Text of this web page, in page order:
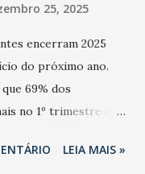
25, 2025
encerram 2025
do próximo ano.
69% dos
no 1º trimestre de
56% tambémLEIA MAIS »